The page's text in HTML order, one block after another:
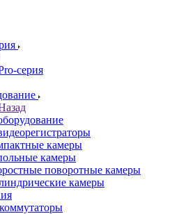
серия
камеры
камеры
поворотные камеры
камеры